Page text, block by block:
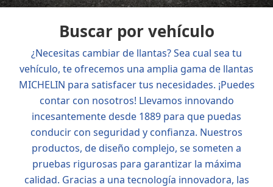
Buscar por vehículo
¿Necesitas cambiar de llantas? Sea cual sea tu
vehículo, te ofrecemos una amplia gama de llantas
MICHELIN para satisfacer tus necesidades. ¡Puedes
contar con nosotros! Llevamos innovando
incesantemente desde 1889 para que puedas
conducir con seguridad y confianza. Nuestros
productos, de diseño complejo, se someten a
pruebas rigurosas para garantizar la máxima
calidad. Gracias a una tecnología innovadora, las